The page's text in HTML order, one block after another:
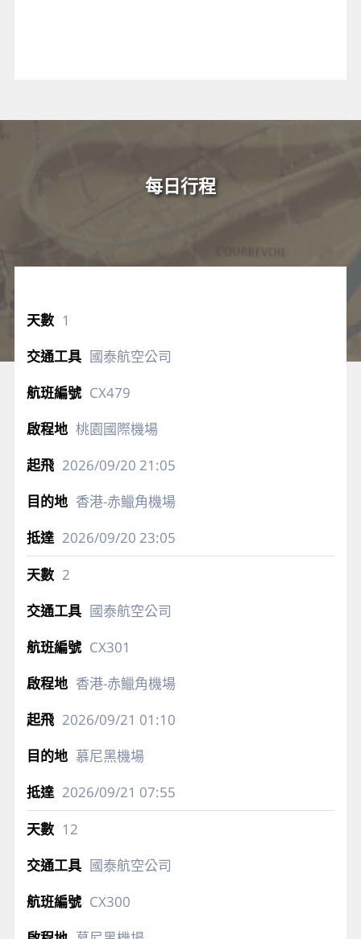
每日行程
1
國泰航空公司
CX479
桃園國際機場
2026/09/20 21:05
香港-赤鱲角機場
2026/09/20 23:05
2
國泰航空公司
CX301
香港-赤鱲角機場
2026/09/21 01:10
慕尼黑機場
2026/09/21 07:55
12
國泰航空公司
CX300